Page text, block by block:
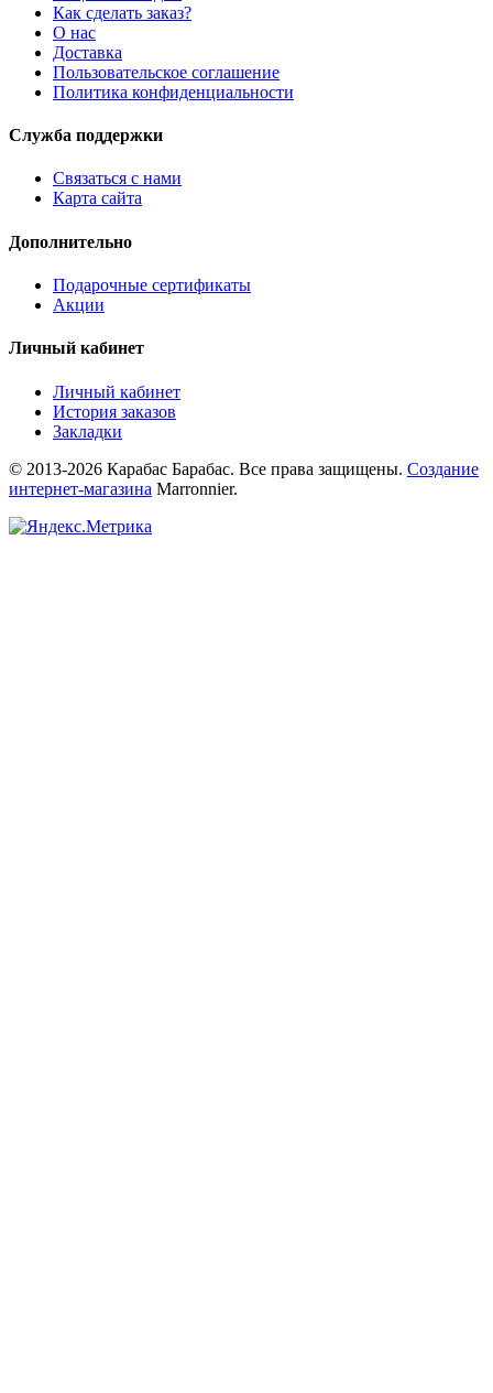
Как сделать заказ?
О нас
Доставка
Пользовательское соглашение
Политика конфиденциальности
Служба поддержки
Связаться с нами
Карта сайта
Дополнительно
Подарочные сертификаты
Акции
Личный кабинет
Личный кабинет
История заказов
Закладки
© 2013-2026 Карабас Барабас. Все права защищены. Создание
интернет-магазина Marronnier.